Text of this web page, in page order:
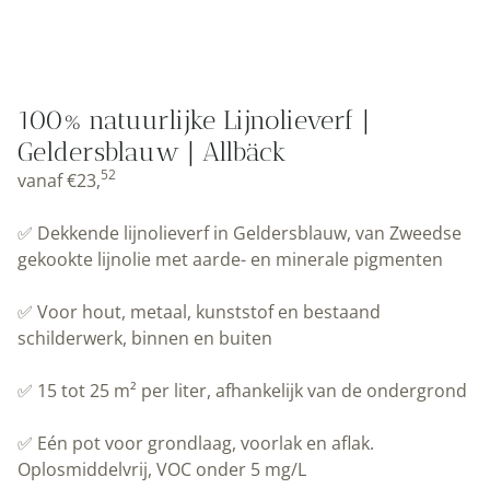
100% natuurlijke Lijnolieverf |
Geldersblauw | Allbäck
vanaf€23,52
✅ Dekkende lijnolieverf in Geldersblauw, van Zweedse
gekookte lijnolie met aarde- en minerale pigmenten
✅ Voor hout, metaal, kunststof en bestaand
schilderwerk, binnen en buiten
✅ 15 tot 25 m² per liter, afhankelijk van de ondergrond
✅ Eén pot voor grondlaag, voorlak en aflak.
Oplosmiddelvrij, VOC onder 5 mg/L